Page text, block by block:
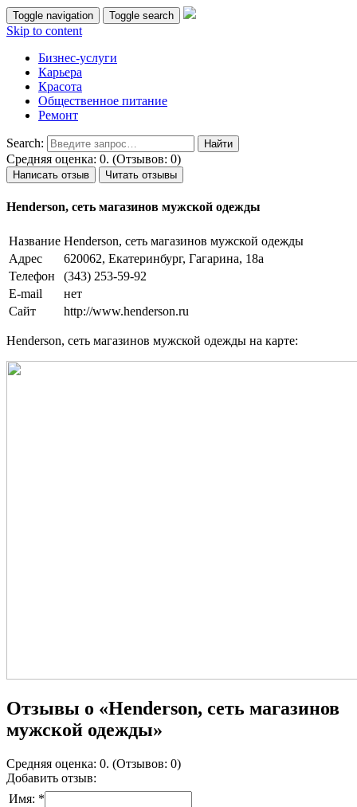
Toggle navigation Toggle search
Skip to content
Бизнес-услуги
Карьера
Красота
Общественное питание
Ремонт
Search:
Средняя оценка: 0. (Отзывов: 0)
Написать отзыв Читать отзывы
Henderson, сеть магазинов мужской одежды
Название Henderson, сеть магазинов мужской одежды
Адрес
620062, Екатеринбург, Гагарина, 18а
Телефон
(343) 253-59-92
E-mail
нет
Сайт
http://www.henderson.ru
Henderson, сеть магазинов мужской одежды на карте:
Отзывы о «Henderson, сеть магазинов
мужской одежды»
Средняя оценка: 0. (Отзывов: 0)
Добавить отзыв:
Имя: *